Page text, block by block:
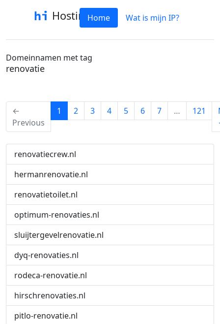
HostinfoHome Wat is mijn IP?
Domeinnamen met tag
renovatie
←
Previous
1 (current)
2 3 4 5 6 7 … 121
renovatiecrew.nl
hermanrenovatie.nl
renovatietoilet.nl
optimum-renovaties.nl
sluijtergevelrenovatie.nl
dyq-renovaties.nl
rodeca-renovatie.nl
hirschrenovaties.nl
pitlo-renovatie.nl